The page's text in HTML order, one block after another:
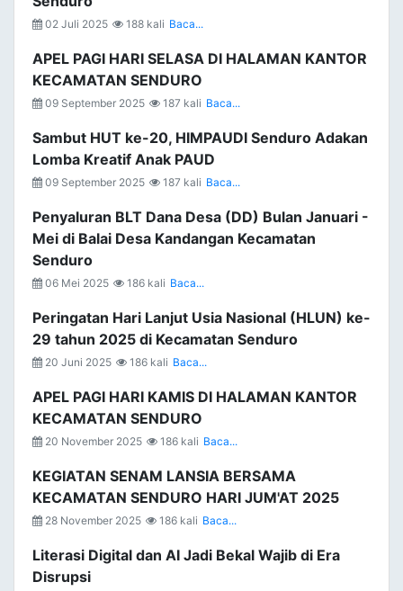
02 Juli 2025 188 kali Baca...
APEL PAGI HARI SELASA DI HALAMAN KANTOR
KECAMATAN SENDURO
09 September 2025 187 kali Baca...
Sambut HUT ke-20, HIMPAUDI Senduro Adakan
Lomba Kreatif Anak PAUD
09 September 2025 187 kali Baca...
Penyaluran BLT Dana Desa (DD) Bulan Januari -
Mei di Balai Desa Kandangan Kecamatan
Senduro
06 Mei 2025 186 kali Baca...
Peringatan Hari Lanjut Usia Nasional (HLUN) ke-
29 tahun 2025 di Kecamatan Senduro
20 Juni 2025 186 kali Baca...
APEL PAGI HARI KAMIS DI HALAMAN KANTOR
KECAMATAN SENDURO
20 November 2025 186 kali Baca...
KEGIATAN SENAM LANSIA BERSAMA
KECAMATAN SENDURO HARI JUM'AT 2025
28 November 2025 186 kali Baca...
Literasi Digital dan AI Jadi Bekal Wajib di Era
Disrupsi